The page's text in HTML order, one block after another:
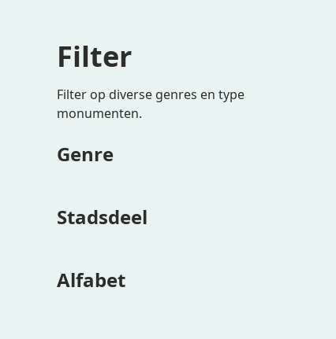
Filter
Filter op diverse genres en type
monumenten.
Genre
Stadsdeel
Alfabet